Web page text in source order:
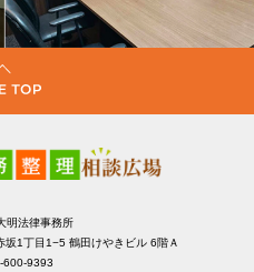
明法律事務所
1丁目1−5 鶴田けやきビル 6階Ａ
600-9393